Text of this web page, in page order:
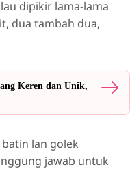
dipikir lama-lama
dua tambah dua,
Keren dan Unik,
lan golek
jawab untuk